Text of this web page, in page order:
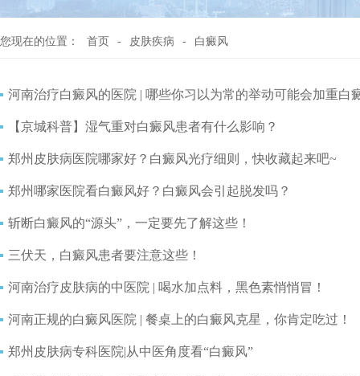
您现在的位置： 首页 - 皮肤疾病 - 白癜风
河南治疗白癜风的医院 | 哪些你习以为常的举动可能会加重白
【京城科普】湿气重对白癜风患者有什么影响？
郑州皮肤病医院哪家好？白癜风光疗细则，快收藏起来吧~
郑州哪家医院看白癜风好？白癜风会引起脱发吗？
斩断白癜风的“源头”，一定要先了解这些！
三伏天，白癜风患者要注意这些！
河南治疗皮肤病的中医院 | 喝水加点料，黑色素悄悄冒！
河南正规的白癜风医院 | 餐桌上的白癜风克星，你肯定吃过！
郑州皮肤病专科医院|从中医角度看“白癜风”